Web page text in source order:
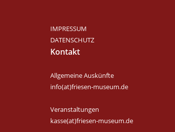
IMPRESSUM
DATENSCHUTZ
Kontakt
Allgemeine Auskünfte
info(at)friesen-museum.de
Veranstaltungen
kasse(at)friesen-museum.de